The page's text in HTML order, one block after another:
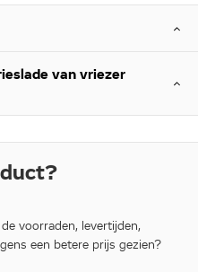
van vriezer
voorraden, levertijden,
een betere prijs gezien?